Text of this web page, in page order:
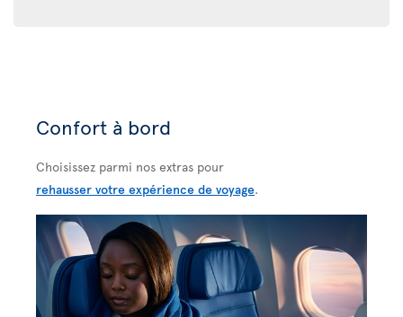
Confort à bord
Choisissez parmi nos extras pour
rehausser votre expérience de voyage.